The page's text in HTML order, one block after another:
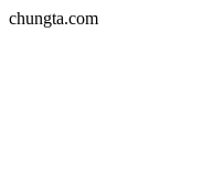
chungta.com